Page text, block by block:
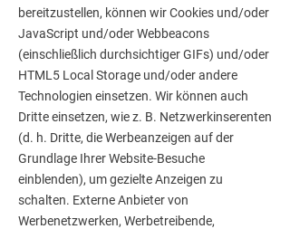
bereitzustellen, können wir Cookies und/oder
JavaScript und/oder Webbeacons
(einschließlich durchsichtiger GIFs) und/oder
HTML5 Local Storage und/oder andere
Technologien einsetzen. Wir können auch
Dritte einsetzen, wie z. B. Netzwerkinserenten
(d. h. Dritte, die Werbeanzeigen auf der
Grundlage Ihrer Website-Besuche
einblenden), um gezielte Anzeigen zu
schalten. Externe Anbieter von
Werbenetzwerken, Werbetreibende,